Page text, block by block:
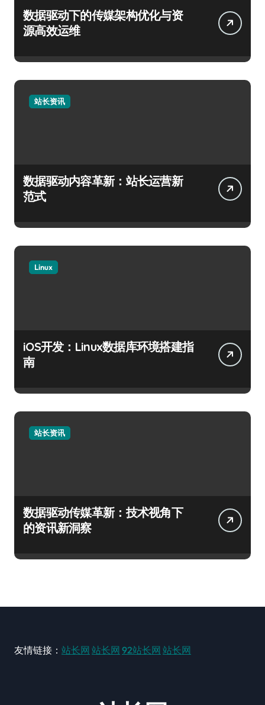
数据驱动下的传媒架构优化与资
源高效运维
站长资讯
数据驱动内容革新：站长运营新
范式
Linux
iOS开发：Linux数据库环境搭建指
南
站长资讯
数据驱动传媒革新：技术视角下
的资讯新洞察
友情链接： 站长网 站长网 92站长网 站长网